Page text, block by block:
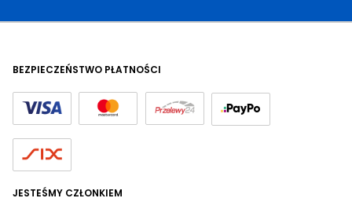
BEZPIECZEŃSTWO PŁATNOŚCI
JESTEŚMY CZŁONKIEM